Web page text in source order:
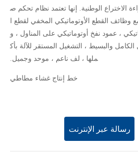
الاختراع الوطنية. إنها تعتمد نظام تحكم ص
وظائف القطع الأوتوماتيكي المخفي لقطع ا
، عمود نفخ أوتوماتيكي على المناول ، و
والبسيط ، التشغيل المستقر للآلة بأك
ملها ، لف ناعم ، موحد وجميل.
خط إنتاج غشاء مطاطي
رسالة عبر الإنترنت